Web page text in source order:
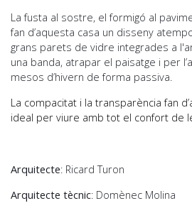
La fusta al sostre, el formigó al
fan d’aquesta casa un disseny
grans parets de vidre integrades a
una banda, atrapar el paisatge i per
mesos d’hivern de forma passiva.
La compacitat i la transparència fan
ideal per viure amb tot el confort de
Arquitecte: Ricard Turon
Arquitecte tècnic: Domènec Molina